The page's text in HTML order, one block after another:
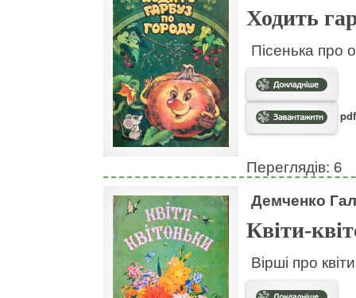
Ходить
Пісенька про
Переглядів: 6
Демченко
Квіти-
Вірші про